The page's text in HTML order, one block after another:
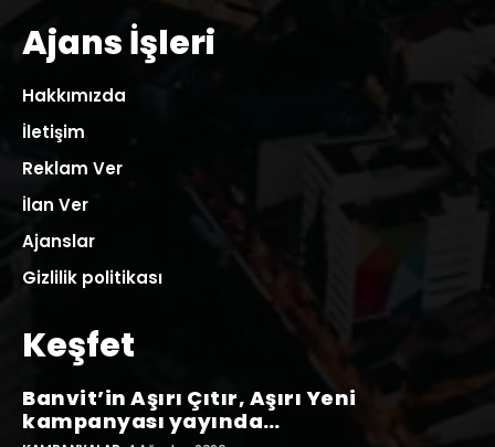
Ajans İşleri
Hakkımızda
İletişim
Reklam Ver
İlan Ver
Ajanslar
Gizlilik politikası
Keşfet
Banvit’in Aşırı Çıtır, Aşırı Yeni
kampanyası yayında…